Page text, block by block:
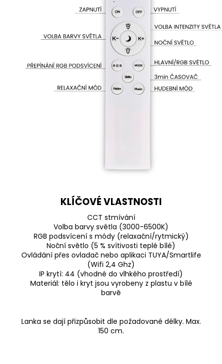
KLÍČOVÉ VLASTNOSTI
CCT stmívání
Volba barvy světla (3000-6500K)
RGB podsvícení s módy (relaxační/rytmický)
Noční světlo (5 % svítivosti teplé bílé)
Ovládání přes ovladač nebo aplikaci TUYA/Smartlife
(Wifi 2,4 Ghz)
IP krytí: 44 (vhodné do vlhkého prostředí)
Materiál: tělo i kryt jsou vyrobeny z plastu v bílé
barvě
Lanka se dají přizpůsobit dle požadované délky. Max.
150 cm.